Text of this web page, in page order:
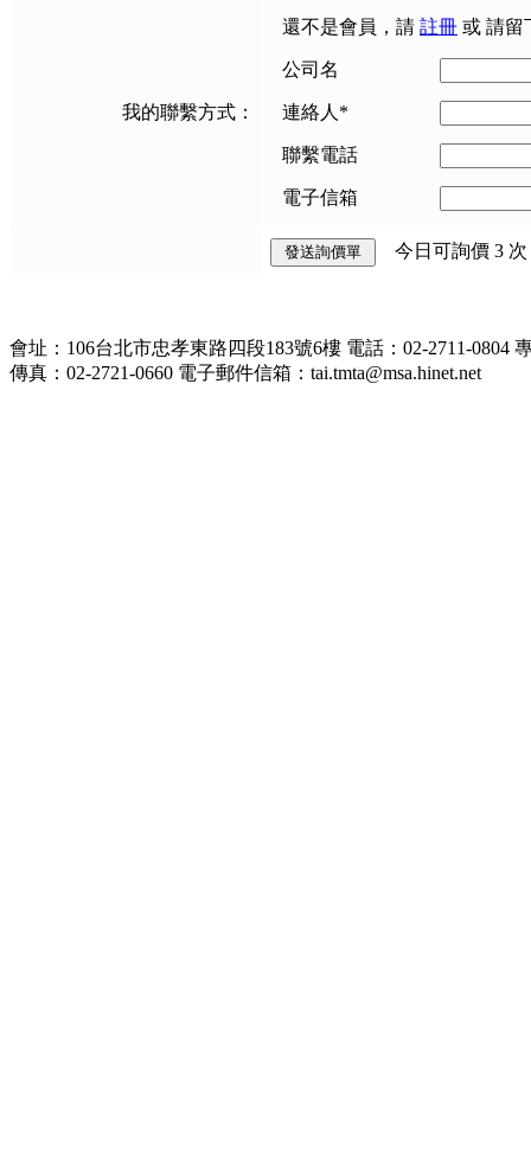
我的聯繫方式：
還不是會員，請 註冊 或 請留
公司名
連絡人 *
聯繫電話
電子信箱
今日可詢價 3
會址：106台北市忠孝東路四段183號6樓 電話：02-2711-0804
傳真：02-2721-0660 電子郵件信箱：tai.tmta@msa.hinet.net